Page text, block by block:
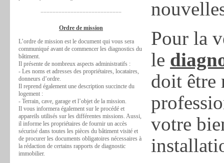
......................................................
Ordre de mission
L’ordre de mission est le document qui vous sera
communiqué avant de commencer les diagnostics du
bâtiment.
Il présente de nombreux aspects administratifs :
- Les noms et adresses des propriétaires, locataires,
donneurs d’ordre.
Il reprend également une description succincte du
logement :
- Terrain, cave, garage et l’objet de la mission.
Il vous informera également sur le procédé et
appareils utilisés sur les différentes missions. Aussi,
il informe les propriétaires de fournir un accès
sécurisé dans toutes les pièces du bâtiment visité et
de procurer les documents obligatoires nécessaires à
la rédaction de certains rapports de diagnostic
immobilier.
Pour la
le
doit être
votre